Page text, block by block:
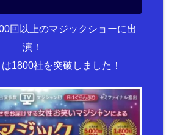
回以上のマジックショーに出
演！
1800社を突破しました！